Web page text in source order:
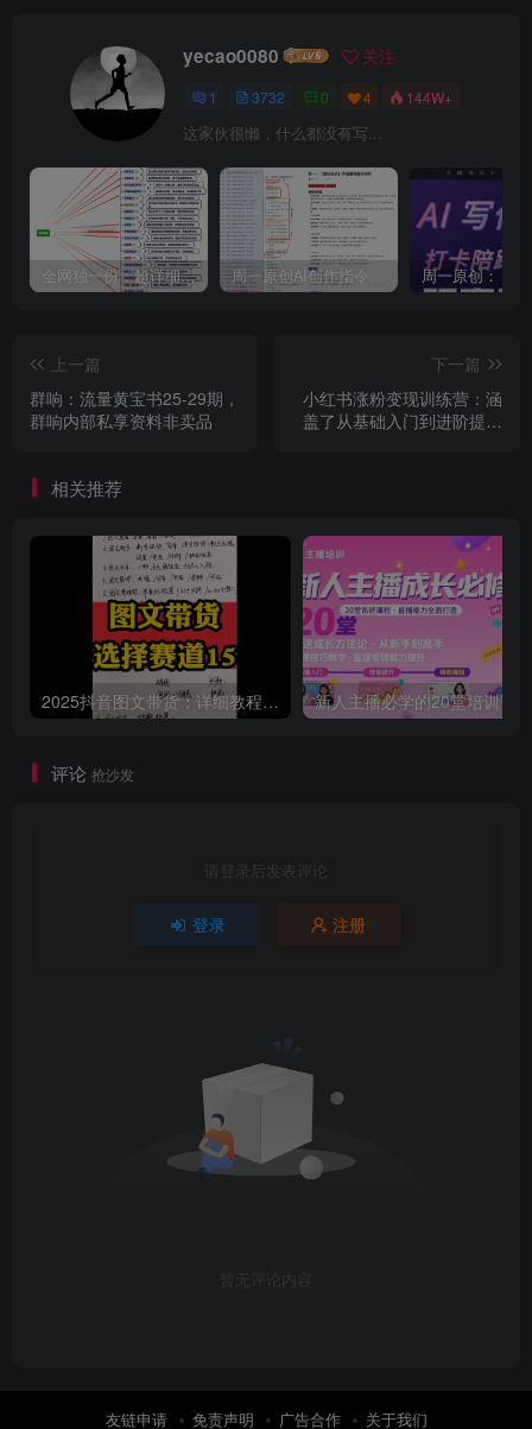
yecao0080 关注
1 3732 0 4 144W+
这家伙很懒，什么都没有写...
全网独一份：超详细的40+个自媒体赛道领域解析手册，让你的内容创作不再局限！ 周一原创AI创作指令词：30+个领域赛道的创作提示词集合
上一篇
群响：流量黄宝书25-29期，
群响内部私享资料非卖品
下一篇
小红书涨粉变现训练营：涵
盖了从基础入门到进阶提升
相关推荐
2025抖音图文带货：详细教程，账号装修定位，素材获取技巧，挂车变现方法…
评论 抢沙发
请登录后发表评论
登录 注册
暂无评论内容
友链申请 免责声明 广告合作 关于我们